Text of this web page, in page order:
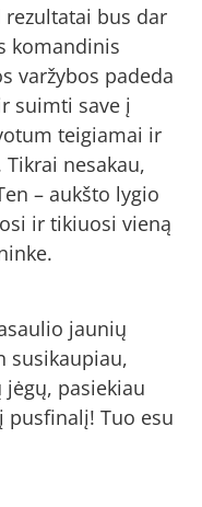
bus dar
komandinis
varžybos padeda
suimti save į
teigiamai ir
nesakau,
– aukšto lygio
ir tikiuosi vieną
jaunių
susikaupiau,
pasiekiau
pusfinalį! Tuo esu